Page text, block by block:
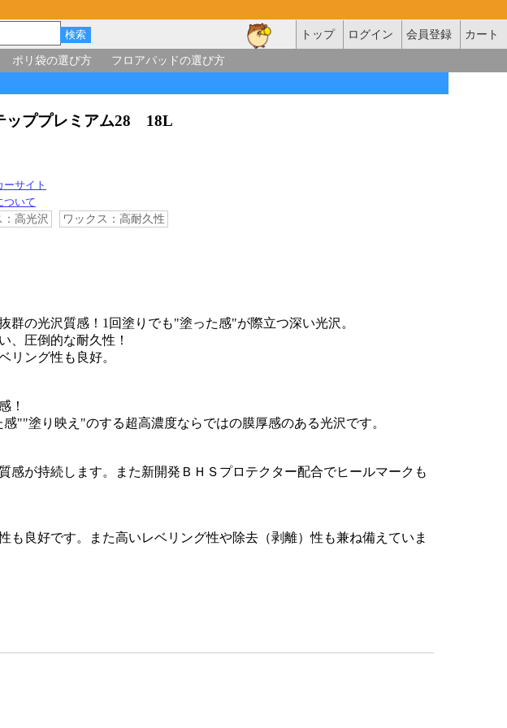
トップ ログイン 会員登録
カート
ポリ袋の選び方 フロアパッドの選び方
ッププレミアム28 18L
ーサイト
ついて
：高光沢 ワックス：高耐久性
群の光沢質感！1回塗りでも"塗った感"が際立つ深い光沢。
、圧倒的な耐久性！
リング性も良好。
！
""塗り映え"のする超高濃度ならではの膜厚感のある光沢です。
感が持続します。また新開発ＢＨＳプロテクター配合でヒールマークも
も良好です。また高いレベリング性や除去（剥離）性も兼ね備えていま